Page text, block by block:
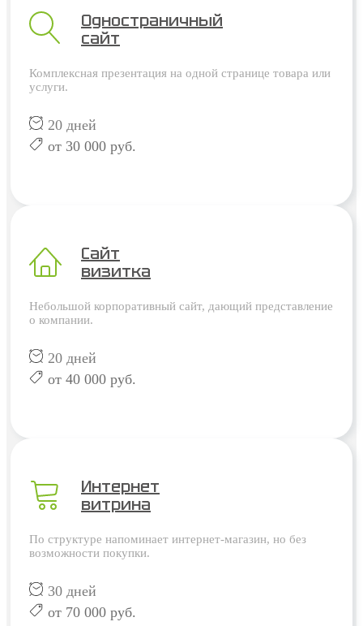
Одностраничный
сайт
Комплексная презентация на одной странице товара или
услуги.
20 дней
от 30 000 руб.
Сайт
визитка
Небольшой корпоративный сайт, дающий представление
о компании.
20 дней
от 40 000 руб.
Интернет
витрина
По структуре напоминает интернет-магазин, но без
возможности покупки.
30 дней
от 70 000 руб.